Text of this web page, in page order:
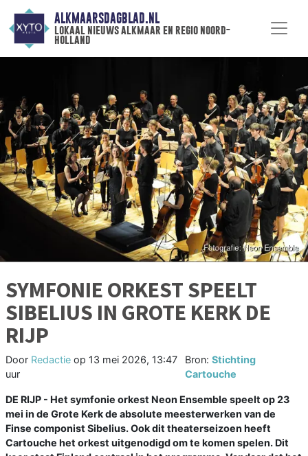
ALKMAARSDAGBLAD.NL
lokaal nieuws alkmaar en regio noord-
holland
SYMFONIE ORKEST SPEELT
SIBELIUS IN GROTE KERK DE
RIJP
Door Redactie op 13 mei 2026, 13:47
uur
Bron: Stichting
Cartouche
DE RIJP - Het symfonie orkest Neon Ensemble speelt op 23
mei in de Grote Kerk de absolute meesterwerken van de
Finse componist Sibelius. Ook dit theaterseizoen heeft
Cartouche het orkest uitgenodigd om te komen spelen. Dit